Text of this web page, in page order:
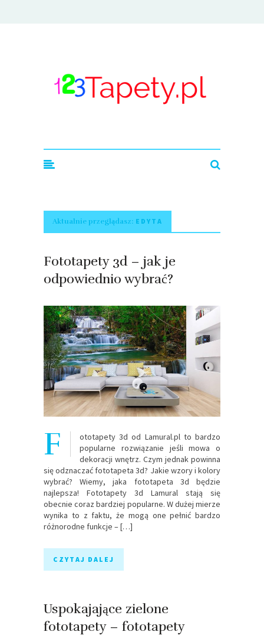
Aktualnie przeglądasz: EDYTA
Fototapety 3d – jak je
odpowiednio wybrać?
F
ototapety 3d od Lamural.pl to bardzo
popularne rozwiązanie jeśli mowa o
dekoracji wnętrz. Czym jednak powinna
się odznaczać fototapeta 3d? Jakie wzory i kolory
wybrać? Wiemy, jaka fototapeta 3d będzie
najlepsza! Fototapety 3d Lamural stają się
obecnie coraz bardziej popularne. W dużej mierze
wynika to z faktu, że mogą one pełnić bardzo
różnorodne funkcje – […]
CZYTAJ DALEJ
Uspokajające zielone
fototapety – fototapety